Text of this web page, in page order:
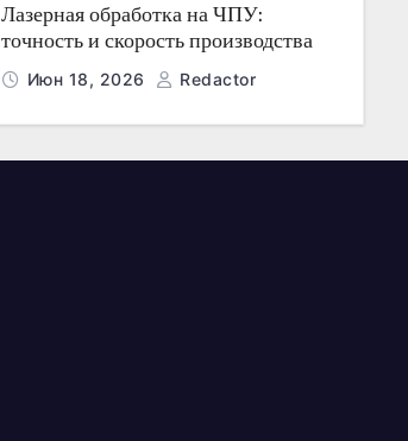
Лазерная обработка на ЧПУ:
точность и скорость производства
Июн 18, 2026 Redactor